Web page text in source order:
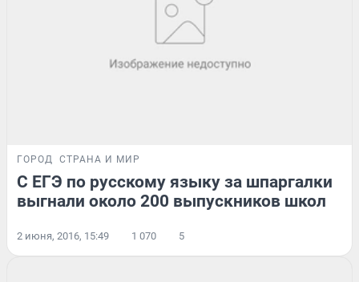
ГОРОД СТРАНА И МИР
С ЕГЭ по русскому языку за шпаргалки
выгнали около 200 выпускников школ
2 июня, 2016, 15:49 1 070 5